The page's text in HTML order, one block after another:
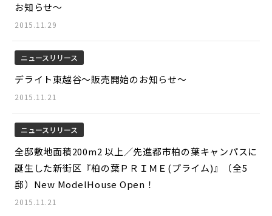
お知らせ～
2015.11.29
ニュースリリース
デライト東越谷～販売開始のお知らせ～
2015.11.21
ニュースリリース
全邸敷地面積200m2 以上／先進都市柏の葉キャンパスに
誕生した新街区『柏の葉ＰＲＩＭＥ(プライム)』（全5
邸）New ModelHouse Open！
2015.11.21